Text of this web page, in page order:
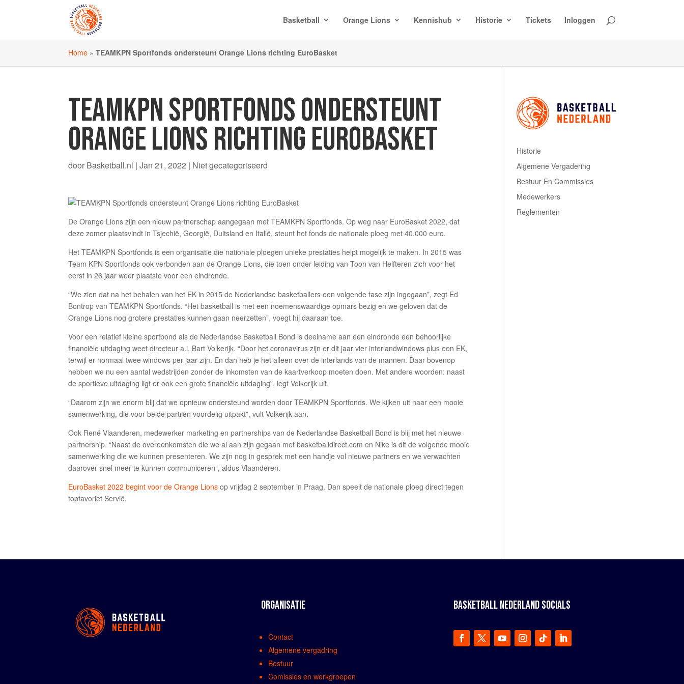
Basketball Orange Lions Kennishub Historie Tickets Inloggen
Home »TEAMKPN Sportfonds ondersteunt Orange Lions richting EuroBasket
TEAMKPN SPORTFONDS ONDERSTEUNT
ORANGE LIONS RICHTING EUROBASKET
door Basketball.nl |Jan 21, 2022 | Niet gecategoriseerd
De Orange Lions zijn een nieuw partnerschap aangegaan met TEAMKPN Sportfonds. Op weg naar EuroBasket 2022, dat
deze zomer plaatsvindt in Tsjechië, Georgië, Duitsland en Italië, steunt het fonds de nationale ploeg met 40.000 euro.
Het TEAMKPN Sportfonds is een organisatie die nationale ploegen unieke prestaties helpt mogelijk te maken. In 2015 was
Team KPN Sportfonds ook verbonden aan de Orange Lions, die toen onder leiding van Toon van Helfteren zich voor het
eerst in 26 jaar weer plaatste voor een eindronde.
“We zien dat na het behalen van het EK in 2015 de Nederlandse basketballers een volgende fase zijn ingegaan”, zegt Ed
Bontrop van TEAMKPN Sportfonds. “Het basketball is met een noemenswaardige opmars bezig en we geloven dat de
Orange Lions nog grotere prestaties kunnen gaan neerzetten”, voegt hij daaraan toe.
Voor een relatief kleine sportbond als de Nederlandse Basketball Bond is deelname aan een eindronde een behoorlijke
financiële uitdaging weet directeur a.i. Bart Volkerijk. “Door het coronavirus zijn er dit jaar vier interlandwindows plus een EK,
terwijl er normaal twee windows per jaar zijn. En dan heb je het alleen over de interlands van de mannen. Daar bovenop
hebben we nu een aantal wedstrijden zonder de inkomsten van de kaartverkoop moeten doen. Met andere woorden: naast
de sportieve uitdaging ligt er ook een grote financiële uitdaging”, legt Volkerijk uit.
“Daarom zijn we enorm blij dat we opnieuw ondersteund worden door TEAMKPN Sportfonds. We kijken uit naar een mooie
samenwerking, die voor beide partijen voordelig uitpakt”, vult Volkerijk aan.
Ook René Vlaanderen, medewerker marketing en partnerships van de Nederlandse Basketball Bond is blij met het nieuwe
partnership. “Naast de overeenkomsten die we al aan zijn gegaan met basketballdirect.com en Nike is dit de volgende mooie
samenwerking die we kunnen presenteren. We zijn nog in gesprek met een handje vol nieuwe partners en we verwachten
daarover snel meer te kunnen communiceren”, aldus Vlaanderen.
EuroBasket 2022 begint voor de Orange Lions op vrijdag 2 september in Praag. Dan speelt de nationale ploeg direct tegen
topfavoriet Servië.
Historie
Algemene Vergadering
Bestuur En Commissies
Medewerkers
Reglementen
ORGANISATIE
Contact
Algemene vergadring
Bestuur
Comissies en werkgroepen
BASKETBALL NEDERLAND SOCIALS